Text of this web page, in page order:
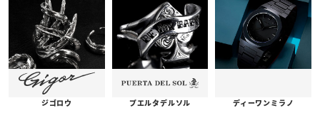
ジゴロウ プエルタデルソル ディーワンミラノ